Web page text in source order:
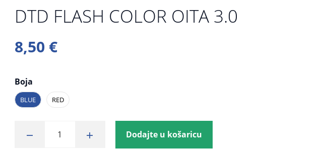
DTD FLASH COLOR OITA 3.0
8,50 €
Boja
BLUE RED
Dodajte u košaricu